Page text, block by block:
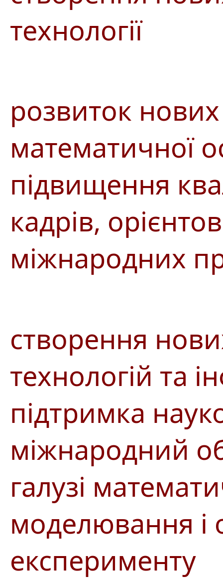
технології
розвиток
математичної
підвищення
кадрів,
міжнародних
створення
технологій та
підтримка
міжнародний
галузі
моделювання і
експерименту